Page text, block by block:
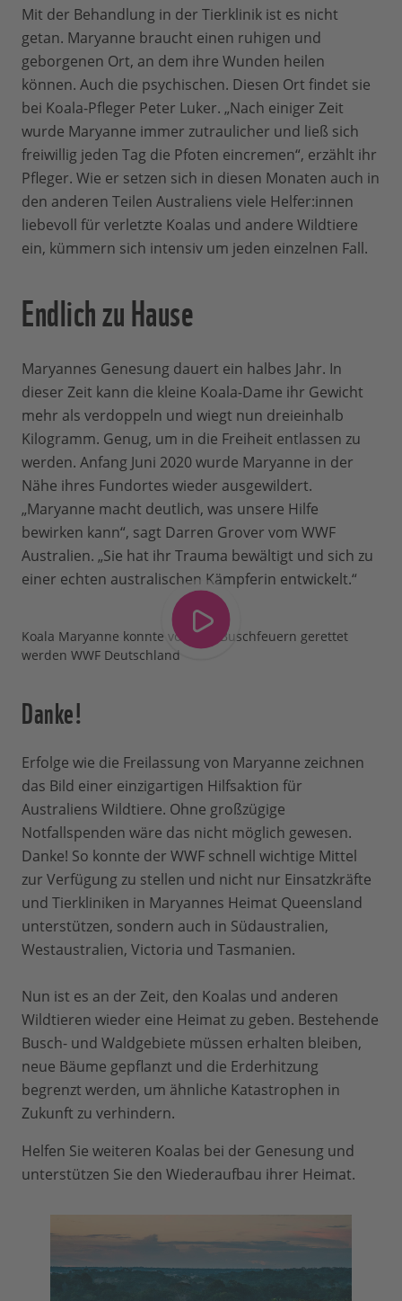
Mit der Behandlung in der Tierklinik ist es nicht
getan. Maryanne braucht einen ruhigen und
geborgenen Ort, an dem ihre Wunden heilen
können. Auch die psychischen. Diesen Ort findet sie
bei Koala-Pfleger Peter Luker. „Nach einiger Zeit
wurde Maryanne immer zutraulicher und ließ sich
freiwillig jeden Tag die Pfoten eincremen“, erzählt ihr
Pfleger. Wie er setzen sich in diesen Monaten auch in
den anderen Teilen Australiens viele Helfer:innen
liebevoll für verletzte Koalas und andere Wildtiere
ein, kümmern sich intensiv um jeden einzelnen Fall.
Endlich zu Hause
Maryannes Genesung dauert ein halbes Jahr. In
dieser Zeit kann die kleine Koala-Dame ihr Gewicht
mehr als verdoppeln und wiegt nun dreieinhalb
Kilogramm. Genug, um in die Freiheit entlassen zu
werden. Anfang Juni 2020 wurde Maryanne in der
Nähe ihres Fundortes wieder ausgewildert.
„Maryanne macht deutlich, was unsere Hilfe
bewirken kann“, sagt Darren Grover vom WWF
Australien. „Sie hat ihr Trauma bewältigt und sich zu
einer echten australischen Kämpferin entwickelt.“
Koala Maryanne konnte von den Buschfeuern gerettet
werden WWF Deutschland
Danke!
Erfolge wie die Freilassung von Maryanne zeichnen
das Bild einer einzigartigen Hilfsaktion für
Australiens Wildtiere. Ohne großzügige
Notfallspenden wäre das nicht möglich gewesen.
Danke! So konnte der WWF schnell wichtige Mittel
zur Verfügung zu stellen und nicht nur Einsatzkräfte
und Tierkliniken in Maryannes Heimat Queensland
unterstützen, sondern auch in Südaustralien,
Westaustralien, Victoria und Tasmanien.
Nun ist es an der Zeit, den Koalas und anderen
Wildtieren wieder eine Heimat zu geben. Bestehende
Busch- und Waldgebiete müssen erhalten bleiben,
neue Bäume gepflanzt und die Erderhitzung
begrenzt werden, um ähnliche Katastrophen in
Zukunft zu verhindern.
Helfen Sie weiteren Koalas bei der Genesung und
unterstützen Sie den Wiederaufbau ihrer Heimat.